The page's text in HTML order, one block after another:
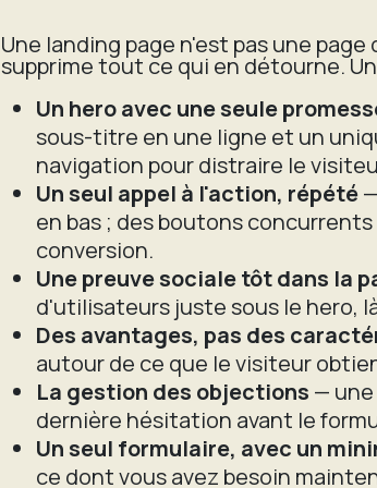
Une landing page n'est pas une
supprime tout ce qui en détourne.
Un hero avec une seule
sous-titre en une ligne et un
navigation pour distraire le
Un seul appel à l'action, répété
en bas ; des boutons
conversion.
Une preuve sociale tôt dans la
d'utilisateurs juste sous le hero,
Des avantages, pas des
autour de ce que le visiteur
La gestion des objections —
dernière hésitation avant le
Un seul formulaire, avec un
ce dont vous avez besoin